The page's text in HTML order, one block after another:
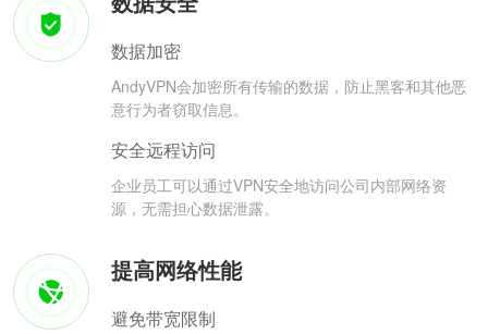
数据加密
AndyVPN会加密所有传输的数据，防止黑客和其他恶
意行为者窃取信息。
安全远程访问
企业员工可以通过VPN安全地访问公司内部网络资
源，无需担心数据泄露。
提高网络性能
避免带宽限制